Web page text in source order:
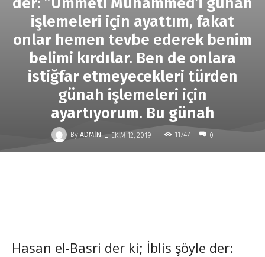
işlemeleri için ayattım, fakat
onlar hemen tevbe ederek benim
belimi kırdılar. Ben de onlara
istiğfar etmeyecekleri türden
günah işlemeleri için
ayartıyorum. Bu günah
By ADMIN - EKIM 12, 2019 11747 0
Hasan el-Basri der ki; İblis şöyle der: